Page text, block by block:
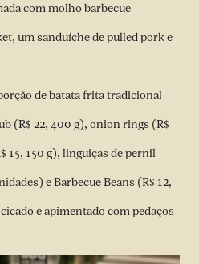
com molho barbecue
um sanduíche de pulled pork e
de batata frita tradicional
(R$ 22, 400 g), onion rings (R$
15, 150 g), linguiças de pernil
e Barbecue Beans (R$ 12,
e apimentado com pedaços